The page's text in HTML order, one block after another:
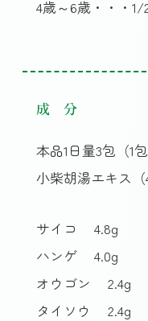
4歳～6歳・・・1/
成 分
本品1日量3包（1
小柴胡湯エキス
サイコ
4.8g
ハンゲ
4.0g
オウゴン
2.4g
タイソウ
2.4g